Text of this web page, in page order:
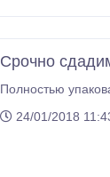
Срочно
Полностью
24/01/2018